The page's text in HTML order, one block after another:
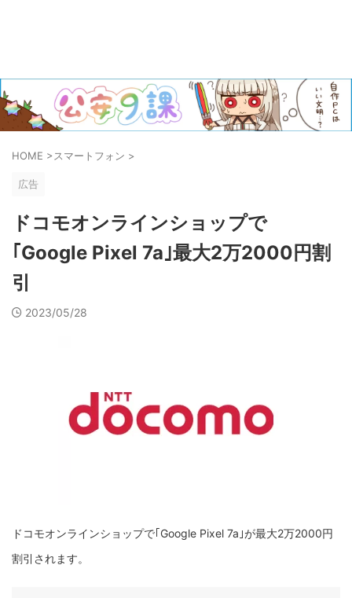
HOME >スマートフォン >
広告
ドコモオンラインショップで
｢Google Pixel 7a｣最大2万2000円割
引
2023/05/28
ドコモオンラインショップで｢Google Pixel 7a｣が最大2万2000円
割引されます。